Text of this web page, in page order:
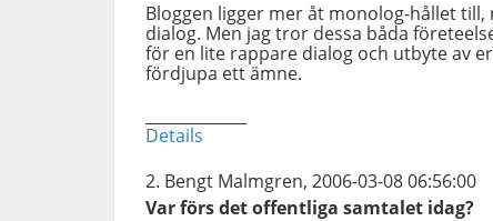
Bloggen ligger mer åt monolog-hållet
dialog. Men jag tror dessa båda
för en lite rappare dialog och utbyte av
fördjupa ett ämne.
Details
Bengt Malmgren, 2006-03-08 06:56:00
Var förs det offentliga samtalet idag?